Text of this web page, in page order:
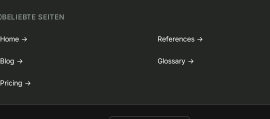
BELIEBTE SEITEN
Home → References →
Blog → Glossary →
Pricing →